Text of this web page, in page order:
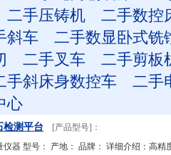
二手压铸机
二手数控
斜车
二手数显卧式铣
二手叉车
二手剪板
手斜床身数控车
二手
心
检测平台
[产品型号]：
仪器 型号： 产地： 品牌： 详细介绍：高精